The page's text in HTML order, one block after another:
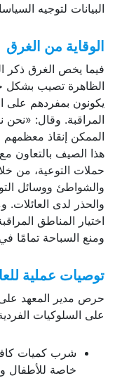
البيانات لتوجيه
الوقاية من الغرق
فيما يخص الغرق ذكر
الظاهرة تصيب بشكل
يكونون بمفردهم على
المراقبة. وقال:
الممكن إنقاذ معظمهم
هذا الصيف بالتعاون
حملات التوعية، من
والشواطئ ووسائل
والحذر لدى العائلات.
اختيار المناطق
ومنع السباحة تمامًا
توصيات عملية
حرص مدير المعهد على
على السلوكيات
شرب كميات
خاصة للأطفال